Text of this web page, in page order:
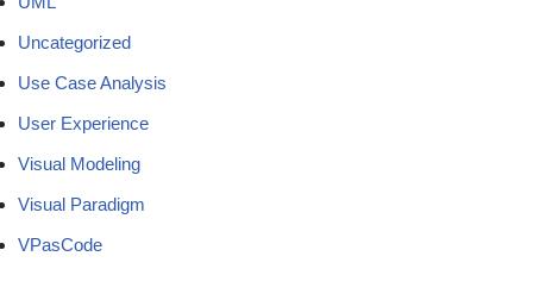
Uncategorized
Use Case Analysis
User Experience
Visual Modeling
Visual Paradigm
VPasCode